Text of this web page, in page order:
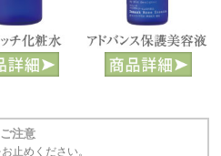
ご注意
止めください。